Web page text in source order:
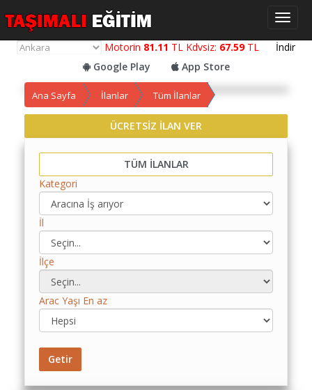
Motorin 81.11 TL Kdvsiz: 67.59TL İndir
Google Play
App Store
Yol
Maliyet
Yemek
Maliyet
Hesaplama
Kredili
Maliyet
Hesaplama
Toplu
Maliyet
Hesaplama
Ana Sayfa İlanlar Tüm İlanlar
ÜCRETSİZ İLAN VER
TÜM İLANLAR
Kategori
İl
İlçe
Arac Yaşı En az
Getir